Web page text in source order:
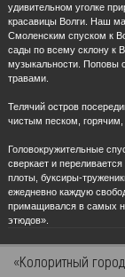
Онлайн-
Онлайн-выставка
Архангельского»
«Колоритный
удивительном уголке
красавицы Волги. Наш
Смоленским спуском к
сады по всему склону к
музыкальности. Поповы
травами.
Телячий остров
чистым песком,
Головокружительные
сверкает и
плоты, буксиры-
ежедневно каждую
примащивался в самых
этюдов».